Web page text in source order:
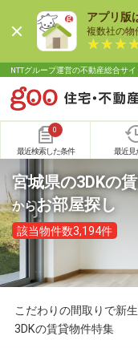
アプリ版
複数社の物
NTTグループ運営の不動産総合サ
0
最近検索した条件 最近見
宮城県の3DKの
からお部屋探し
該当物件数3,194件
こだわりの間取りで新
3DKの賃貸物件特集